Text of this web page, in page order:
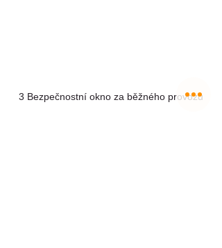
3 Bezpečnostní okno za běžného provozu